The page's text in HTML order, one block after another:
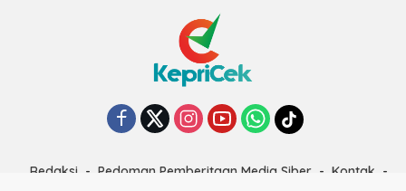
Redaksi Pedoman Pemberitaan Media Siber
Kontak